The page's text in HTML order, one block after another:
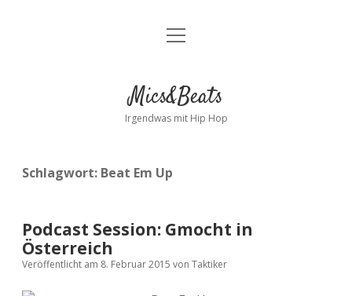
Kontakt
facebookinstagram
bandcamp
spotify
Menü
Mics&Beats
Irgendwas mit Hip Hop
Schlagwort: Beat Em Up
Podcast Session: Gmocht in
Österreich
Veröffentlicht am 8. Februar 2015 von Taktiker